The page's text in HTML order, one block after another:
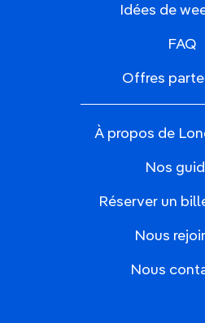
Idées de
FAQ
Offres
À propos de
Nos
Réserver un
Nous
Nous